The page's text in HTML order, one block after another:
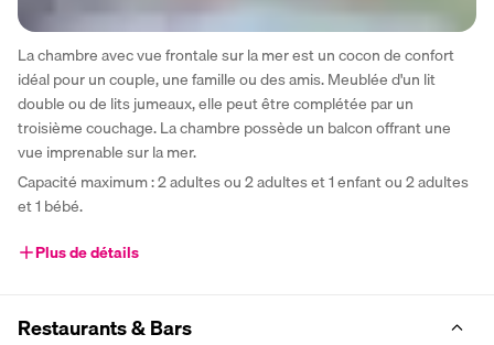
La chambre avec vue frontale sur la mer est un cocon de confort
idéal pour un couple, une famille ou des amis. Meublée d'un lit
double ou de lits jumeaux, elle peut être complétée par un
troisième couchage. La chambre possède un balcon offrant une
vue imprenable sur la mer.
Capacité maximum : 2 adultes ou 2 adultes et 1 enfant ou 2 adultes
et 1 bébé.
Plus de détails
Restaurants & Bars